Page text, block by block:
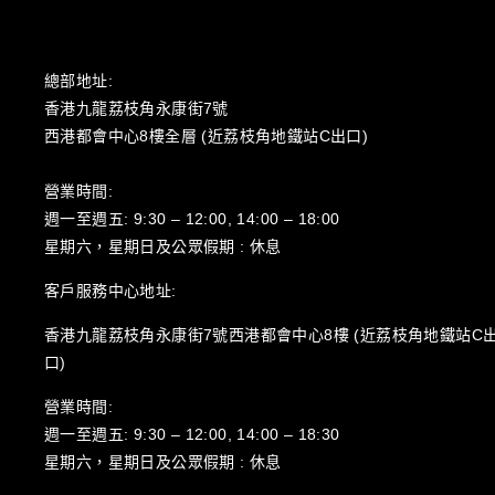
總部地址:
香港九龍荔枝角永康街7號
西港都會中心8樓全層 (近荔枝角地鐵站C出口)
營業時間:
週一至週五: 9:30 – 12:00, 14:00 – 18:00
星期六，星期日及公眾假期 : 休息
客戶服務中心地址:
香港九龍荔枝角永康街7號西港都會中心8樓 (近荔枝角地鐵站C
口)
營業時間:
週一至週五: 9:30 – 12:00, 14:00 – 18:30
星期六，星期日及公眾假期 : 休息